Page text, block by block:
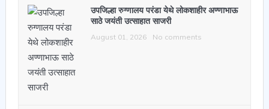
उपजिल्हा रुग्णालय परंडा येथे लोकशाहीर अण्णाभाऊ
साठे जयंती उत्साहात साजरी
August 01, 2026 No comments